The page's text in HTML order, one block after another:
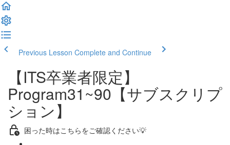
Previous Lesson Complete and Continue
【ITS卒業者限定】
Program31~90【サブスクリプ
ション】
困った時はこちらをご確認ください💡